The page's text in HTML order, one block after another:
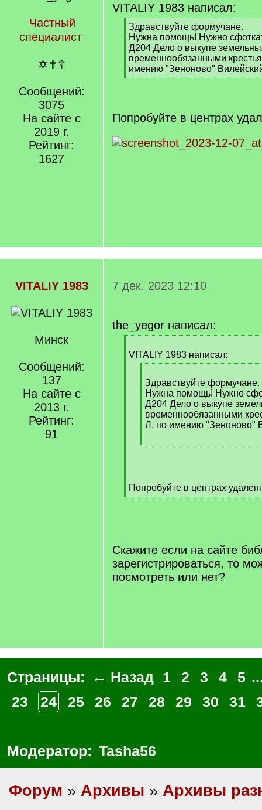
Частный
специалист
✡✝☦
Сообщений:
3075
На сайте с
2019 г.
Рейтинг:
1627
VITALIY 1983 написал:
[
q
]
Здравствуйте формучане.
Нужна помощь! Нужно
Д204 Дело о выкупе
временнообязанными
имению "Зеноново"
[
Попробуйте в центрах
VITALIY 1983
Минск
Сообщений:
137
На сайте с
2013 г.
Рейтинг:
91
7 дек. 2023 12:10
the_yegor написал:
q
VITALIY 1983 написал:
q
]
Здравствуйте формучане.
Нужна помощь! Нужно
Д204 Дело о выкупе
временнообязанными
Л. по имению "Зеноново"
[
Попробуйте в центрах
[
Скажите если на сайте
зарегистрироваться, то
посмотреть или нет?
Страницы: ← Назад 1 2 3 4 5
23
24 25 26 27 28 29 30 31
Модератор: Tasha56
Форум » Архивы » Архивы